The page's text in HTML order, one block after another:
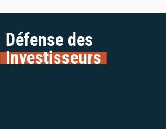
Défense des
Investisseurs